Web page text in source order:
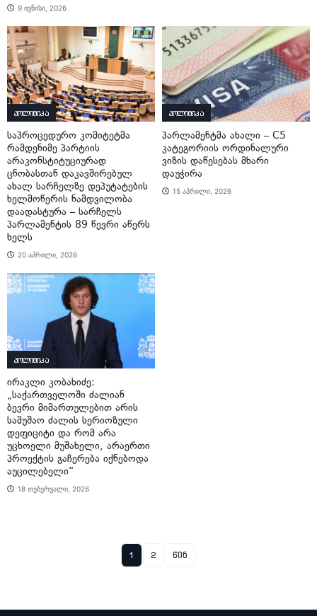
9 ივნისი, 2026
პოლიტიკა
საპროცედურო კომიტეტმა
რამდენიმე პარტიის
არაკონსტიტუციურად
ცნობასთან დაკავშირებულ
ახალ სარჩელზე დეპუტატების
ხელმოწერის ნამდვილობა
დაადასტურა – სარჩელს
პარლამენტის 89 წევრი აწერს
ხელს
20 აპრილი, 2026
პოლიტიკა
პარლამენტმა ახალი – C5
კატეგორიის ორდინალური
ვიზის დაწესებას მხარი
დაუჭირა
15 აპრილი, 2026
პოლიტიკა
ირაკლი კობახიძე:
„საქართველოში ძალიან
ბევრი მიმართულებით არის
სამუშაო ძალის სერიოზული
დეფიციტი და რომ არა
უცხოელი მუშახელი, არაერთი
პროექტის გაჩერება იქნებოდა
აუცილებელი“
18 თებერვალი, 2026
1 2 წინ